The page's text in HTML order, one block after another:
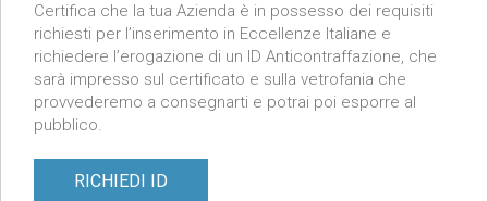
Certifica che la tua Azienda è in possesso dei requisiti
richiesti per l’inserimento in Eccellenze Italiane e
richiedere l’erogazione di un ID Anticontraffazione, che
sarà impresso sul certificato e sulla vetrofania che
provvederemo a consegnarti e potrai poi esporre al
pubblico.
RICHIEDI ID